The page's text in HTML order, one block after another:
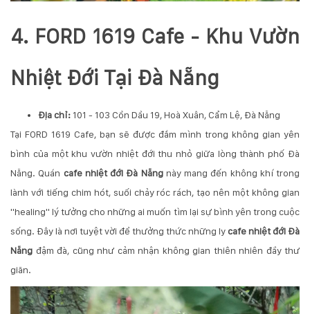
4. FORD 1619 Cafe - Khu Vườn
Nhiệt Đới Tại Đà Nẵng
Địa chỉ: 101 - 103 Cồn Dầu 19, Hoà Xuân, Cẩm Lệ, Đà Nẵng
Tại FORD 1619 Cafe, bạn sẽ được đắm mình trong không gian yên
bình của một khu vườn nhiệt đới thu nhỏ giữa lòng thành phố Đà
Nẵng. Quán cafe nhiệt đới Đà Nẵngnày mang đến không khí trong
lành với tiếng chim hót, suối chảy róc rách, tạo nên một không gian
"healing" lý tưởng cho những ai muốn tìm lại sự bình yên trong cuộc
sống. Đây là nơi tuyệt vời để thưởng thức những ly cafe nhiệt đới Đà
Nẵng đậm đà, cũng như cảm nhận không gian thiên nhiên đầy thư
giãn.